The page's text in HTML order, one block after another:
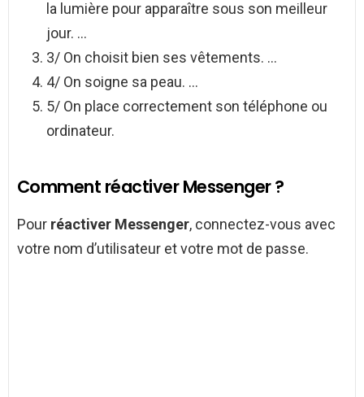
la lumière pour apparaître sous son meilleur
jour. …
3/ On choisit bien ses vêtements. …
4/ On soigne sa peau. …
5/ On place correctement son téléphone ou
ordinateur.
Comment réactiver Messenger ?
Pour réactiver Messenger, connectez-vous avec
votre nom d’utilisateur et votre mot de passe.